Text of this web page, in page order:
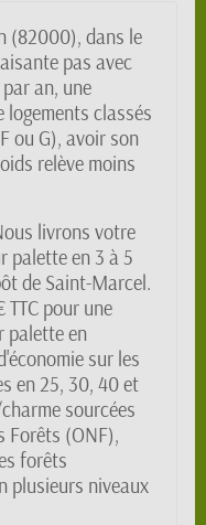
(82000), dans le
pas avec
an, une
logements classés
ou G), avoir son
relève moins
livrons votre
palette en 3 à 5
de Saint-Marcel.
TTC pour une
palette en
sur les
en 25, 30, 40 et
sourcées
Forêts (ONF),
forêts
plusieurs niveaux